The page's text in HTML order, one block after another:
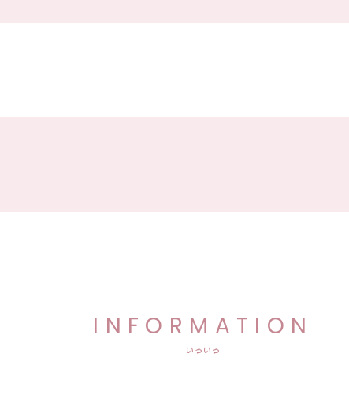
INFORMATION
いろいろ